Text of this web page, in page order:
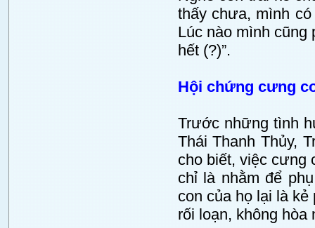
thấy chưa, mình
Lúc nào mình
hết (?)”.
Hội chứng cưng
Trước những tình
Thái Thanh Thủy,
cho biết, việc cưng
chỉ là nhằm để
con của họ lại là
rối loạn, không